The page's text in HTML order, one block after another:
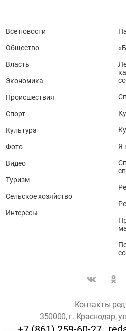
Все новости
Общество
Власть
Экономика
Происшествия
Спорт
Культура
Фото
Видео
Туризм
Сельское хозяйство
Интересы
Я
Контакты
350000, г. Краснодар,